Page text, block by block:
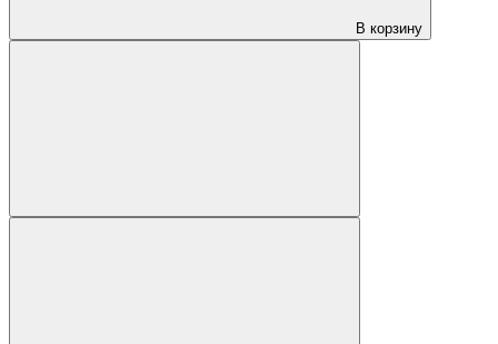
В корзину